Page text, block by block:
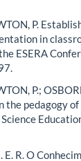
P.
in
ESERA
P.;
the pedagogy
E. R. O